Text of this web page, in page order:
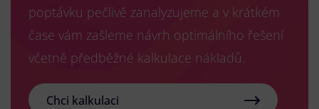
poptávku pečlivě zanalyzujeme a v krátkém
čase vám zašleme návrh optimálního řešení
včetně předběžné kalkulace nákladů.
Chci kalkulaci